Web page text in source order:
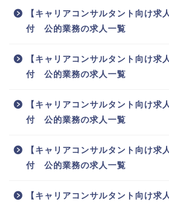
【キャリアコンサルタント向け求
付 公的業務の求人一覧
【キャリアコンサルタント向け求
付 公的業務の求人一覧
【キャリアコンサルタント向け求
付 公的業務の求人一覧
【キャリアコンサルタント向け求
付 公的業務の求人一覧
【キャリアコンサルタント向け求